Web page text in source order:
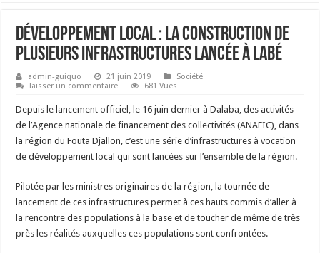
Développement local : la construction de
plusieurs infrastructures lancée à Labé
admin-guiquo 21 juin 2019
Société
laisser un commentaire
681 Vues
Depuis le lancement officiel, le 16 juin dernier à Dalaba, des activités
de l’Agence nationale de financement des collectivités (ANAFIC), dans
la région du Fouta Djallon, c’est une série d’infrastructures à vocation
de développement local qui sont lancées sur l’ensemble de la région.
Pilotée par les ministres originaires de la région, la tournée de
lancement de ces infrastructures permet à ces hauts commis d’aller à
la rencontre des populations à la base et de toucher de même de très
près les réalités auxquelles ces populations sont confrontées.